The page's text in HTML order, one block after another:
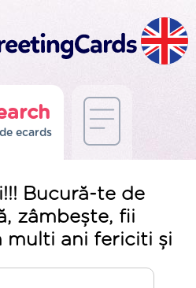
ecards
Bucură-te de
zâmbește, fii
multi ani fericiti și